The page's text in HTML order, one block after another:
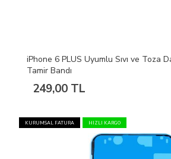
iPhone 6 PLUS Uyumlu Sıvı ve Toza
Tamir Bandı
249,00 TL
KURUMSAL FATURA HIZLI KARGO